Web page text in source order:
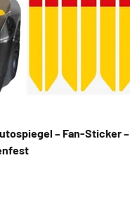
– Fan-Sticker –